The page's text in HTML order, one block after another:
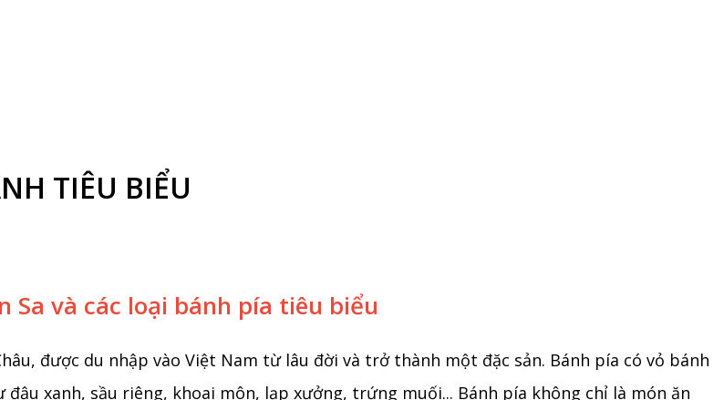
TIÊU BIỂU
Sa và các loại bánh pía tiêu biểu
được du nhập vào Việt Nam từ lâu đời và trở thành một đặc sản. Bánh pía có vỏ bánh
xanh, sầu riêng, khoai môn, lạp xưởng, trứng muối... Bánh pía không chỉ là món ăn